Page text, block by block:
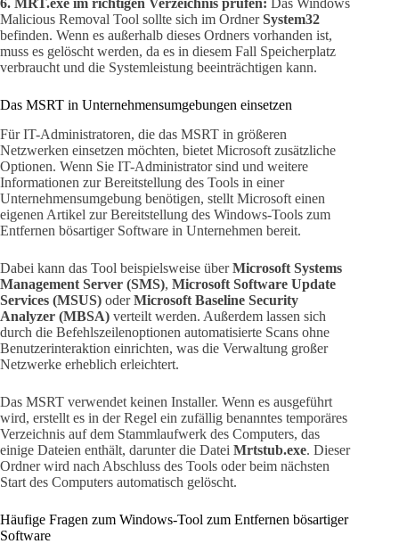
Malicious Removal Tool sollte sich im OrdnerSystem32
befinden. Wenn es außerhalb dieses Ordners vorhanden ist,
muss es gelöscht werden, da es in diesem Fall Speicherplatz
verbraucht und die Systemleistung beeinträchtigen kann.
Das MSRT in Unternehmensumgebungen einsetzen
Für IT-Administratoren, die das MSRT in größeren
Netzwerken einsetzen möchten, bietet Microsoft zusätzliche
Optionen. Wenn Sie IT-Administrator sind und weitere
Informationen zur Bereitstellung des Tools in einer
Unternehmensumgebung benötigen, stellt Microsoft einen
eigenen Artikel zur Bereitstellung des Windows-Tools zum
Entfernen bösartiger Software in Unternehmen bereit.
Dabei kann das Tool beispielsweise überMicrosoft Systems
Management Server (SMS), Microsoft Software Update
Services (MSUS) oderMicrosoft Baseline Security
Analyzer (MBSA) verteilt werden. Außerdem lassen sich
durch die Befehlszeilenoptionen automatisierte Scans ohne
Benutzerinteraktion einrichten, was die Verwaltung großer
Netzwerke erheblich erleichtert.
Das MSRT verwendet keinen Installer. Wenn es ausgeführt
wird, erstellt es in der Regel ein zufällig benanntes temporäres
Verzeichnis auf dem Stammlaufwerk des Computers, das
einige Dateien enthält, darunter die Datei Mrtstub.exe. Dieser
Ordner wird nach Abschluss des Tools oder beim nächsten
Start des Computers automatisch gelöscht.
Häufige Fragen zum Windows-Tool zum Entfernen bösartiger
Software